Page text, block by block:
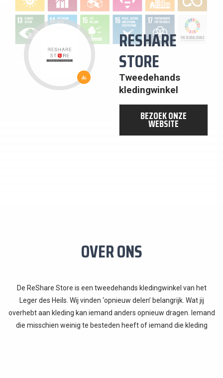
11: DUURZAME
STEDEN EN
GEMEENSCHAPPEN
RESHARE
STORE
Tweedehands
kledingwinkel
BEZOEK ONZE
WEBSITE
OVER ONS
De ReShare Store is een tweedehands kledingwinkel van het
Leger des Heils. Wij vinden ‘opnieuw delen’ belangrijk. Wat jij
overhebt aan kleding kan iemand anders opnieuw dragen. Iemand
die misschien weinig te besteden heeft of iemand die kleding